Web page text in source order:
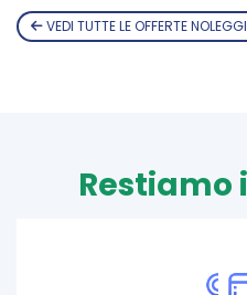
VEDI TUTTE LE OFFERTE